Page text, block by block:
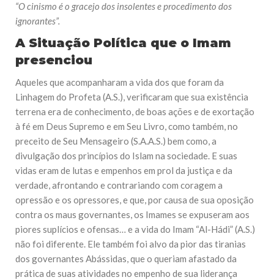
“O cinismo é o gracejo dos insolentes e procedimento dos
ignorantes”.
A Situação Política que o Imam
presenciou
Aqueles que acompanharam a vida dos que foram da
Linhagem do Profeta (A.S.), verificaram que sua existência
terrena era de conhecimento, de boas ações e de exortação
à fé em Deus Supremo e em Seu Livro, como também, no
preceito de Seu Mensageiro (S.A.A.S.) bem como, a
divulgação dos princípios do Islam na sociedade. E suas
vidas eram de lutas e empenhos em prol da justiça e da
verdade, afrontando e contrariando com coragem a
opressão e os opressores, e que, por causa de sua oposição
contra os maus governantes, os Imames se expuseram aos
piores suplícios e ofensas… e a vida do Imam “Al-Hádi” (A.S.)
não foi diferente. Ele também foi alvo da pior das tiranias
dos governantes Abássidas, que o queriam afastado da
prática de suas atividades no empenho de sua liderança